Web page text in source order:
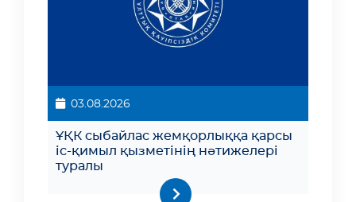
03.08.2026
ҰҚК сыбайлас жемқорлыққа қарсы
іс-қимыл қызметінің нәтижелері
туралы